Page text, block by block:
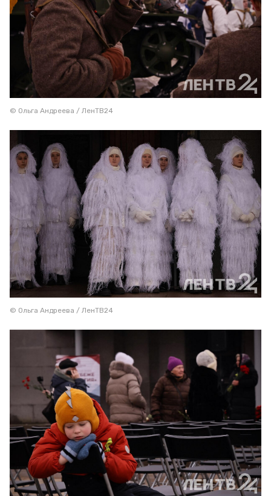
© Ольга Андреева / ЛенТВ24
© Ольга Андреева / ЛенТВ24